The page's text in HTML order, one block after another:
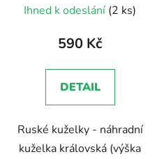
hodnocení
produktu
5,0
z
hvězdiček.
Ihned k odeslání (2 ks)
590 Kč
DETAIL
Ruské kuželky - náhradní
kuželka královská (výška